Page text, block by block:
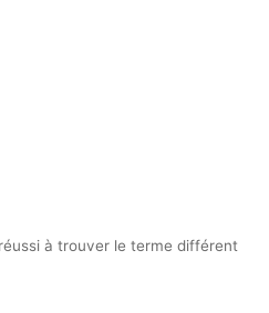
à trouver le terme différent